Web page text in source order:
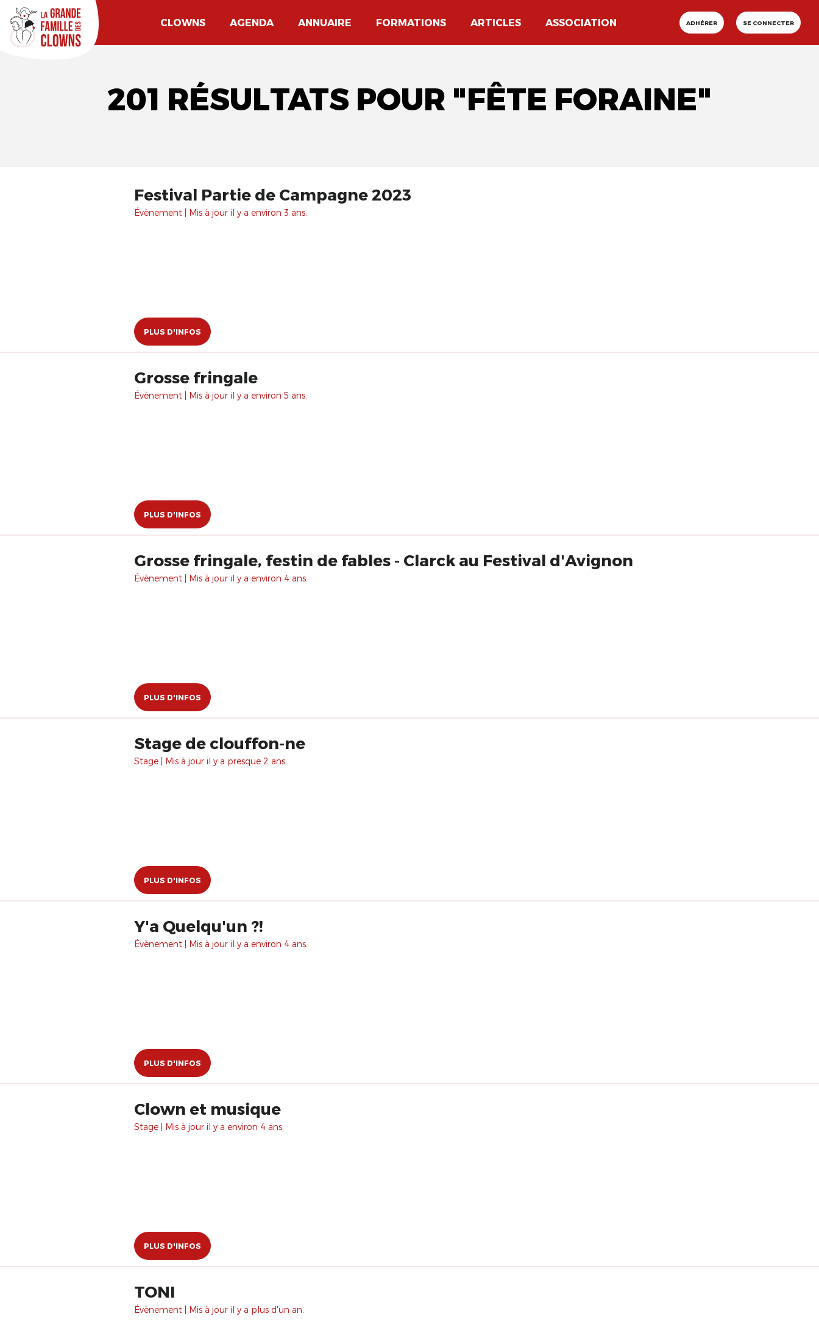
CLOWNS AGENDA ANNUAIRE FORMATIONS ARTICLES ASSOCIATION ADHÉRER SE CONNECTER
201 RÉSULTATS POUR "FÊTE FORAINE"
Festival Partie de Campagne 2023
Évènement | Mis à jour il y a environ 3 ans.
PLUS D'INFOS
Grosse fringale
Évènement | Mis à jour il y a environ 5 ans.
PLUS D'INFOS
Grosse fringale, festin de fables - Clarck au Festival d'Avignon
Évènement | Mis à jour il y a environ 4 ans.
PLUS D'INFOS
Stage de clouffon-ne
Stage | Mis à jour il y a presque 2 ans.
PLUS D'INFOS
Y'a Quelqu'un ?!
Évènement | Mis à jour il y a environ 4 ans.
PLUS D'INFOS
Clown et musique
Stage | Mis à jour il y a environ 4 ans.
PLUS D'INFOS
TONI
Évènement | Mis à jour il y a plus d'un an.